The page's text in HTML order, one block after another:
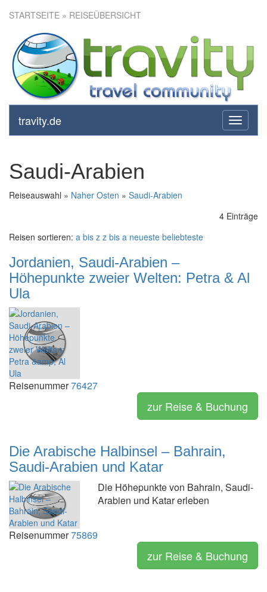
STARTSEITE » REISEÜBERSICHT
toggle
travity.de
Saudi-Arabien
Reiseauswahl » Naher Osten » Saudi-Arabien
4 Einträge
Reisen sortieren: a bis z z bis a neueste beliebteste
Jordanien, Saudi-Arabien –
Höhepunkte zweier Welten: Petra & Al
Ula
Reisenummer76427
zur Reise & Buchung
Die Arabische Halbinsel – Bahrain,
Saudi-Arabien und Katar
Die Höhepunkte von Bahrain, Saudi-
Arabien und Katar erleben
Reisenummer75869
zur Reise & Buchung